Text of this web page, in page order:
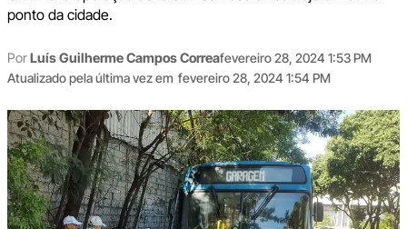
ponto da cidade.
PorLuís Guilherme Campos Correafevereiro 28, 2024 1:53 PM
Atualizado pela última vez em fevereiro 28, 2024 1:54 PM